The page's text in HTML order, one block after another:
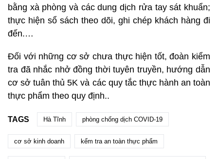
bằng xà phòng và các dung dịch rửa tay sát khuẩn;
thực hiện sổ sách theo dõi, ghi chép khách hàng đi
đến.…
Đối với những cơ sở chưa thực hiện tốt, đoàn kiểm
tra đã nhắc nhở đồng thời tuyên truyền, hướng dẫn
cơ sở tuân thủ 5K và các quy tắc thực hành an toàn
thực phẩm theo quy định..
TAGS Hà Tĩnh phòng chống dịch COVID-19
cơ sở kinh doanh kểm tra an toàn thực phẩm